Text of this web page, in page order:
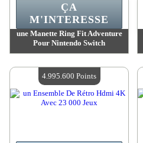
une Manette Ring Fit Adventure
Pour Nintendo Switch
Quantité Disponible :4
ÇA
M'INTERESSE
4.995.600 Points